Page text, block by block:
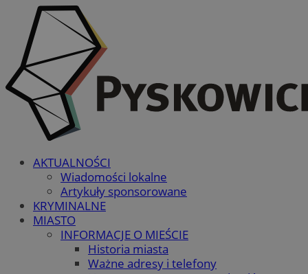
AKTUALNOŚCI
Wiadomości lokalne
Artykuły sponsorowane
KRYMINALNE
MIASTO
INFORMACJE O MIEŚCIE
Historia miasta
Ważne adresy i telefony